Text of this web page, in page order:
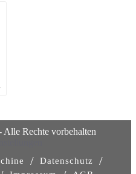
Alle Rechte vorbehalten
/ Datenschutz /